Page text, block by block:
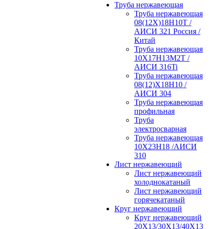
Труба нержавеющая
Труба нержавеющая
08(12Х)18Н10Т /
АИСИ 321 Россия /
Китай
Труба нержавеющая
10Х17Н13М2Т /
АИСИ 316Ti
Труба нержавеющая
08(12)Х18Н10 /
АИСИ 304
Труба нержавеющая
профильная
Труба
электросварная
Труба нержавеющая
10Х23Н18 /АИСИ
310
Лист нержавеющий
Лист нержавеющий
холоднокатаный
Лист нержавеющий
горячекатаный
Круг нержавеющий
Круг нержавеющий
20Х13/30Х13/40Х13